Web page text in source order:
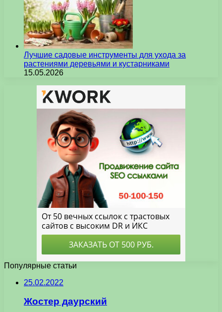
Лучшие садовые инструменты для ухода за
растениями деревьями и кустарниками
15.05.2026
Популярные статьи
25.02.2022
Жостер даурский